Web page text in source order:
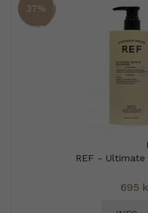
37%
REF - Ultimate
695